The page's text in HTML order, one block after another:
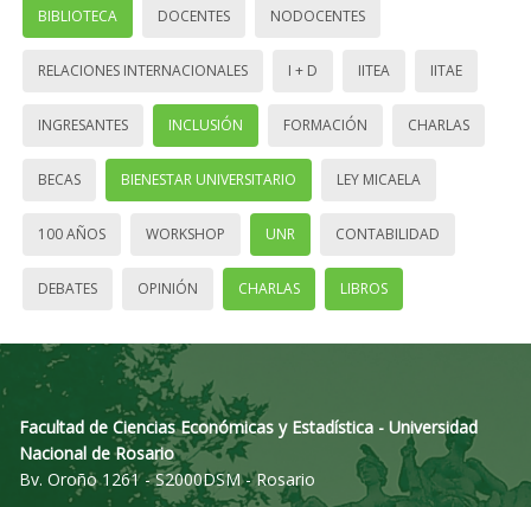
BIBLIOTECA DOCENTES NODOCENTES
RELACIONES INTERNACIONALES I + D IITEA IITAE
INGRESANTES INCLUSIÓN FORMACIÓN CHARLAS
BECAS BIENESTAR UNIVERSITARIO LEY MICAELA
100 AÑOS WORKSHOP UNR CONTABILIDAD
DEBATES OPINIÓN CHARLAS LIBROS
Facultad de Ciencias Económicas y Estadística - Universidad
Nacional de Rosario
Bv. Oroño 1261 - S2000DSM - Rosario